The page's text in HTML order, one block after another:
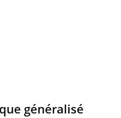
généralisé